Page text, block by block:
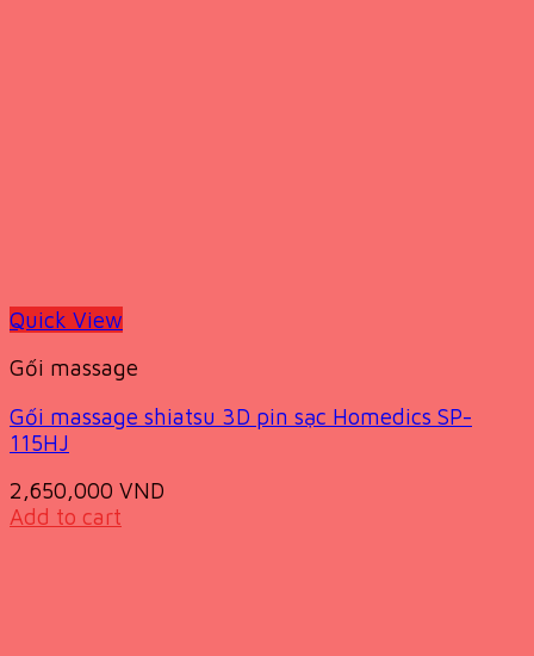
Quick View
Gối massage
Gối massage shiatsu 3D pin sạc Homedics SP-
115HJ
2,650,000 VND
Add to cart